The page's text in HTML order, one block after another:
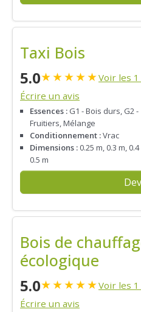
Taxi Bois
5.0★★★★★Voir les 1
Écrire un avis
Essences : G1 - Bois durs, G2 -
Fruitiers, Mélange
Conditionnement :Vrac
Dimensions : 0.25 m, 0.3 m,
0.5 m
Bois de
écologique
5.0★★★★★Voir les 1
Écrire un avis